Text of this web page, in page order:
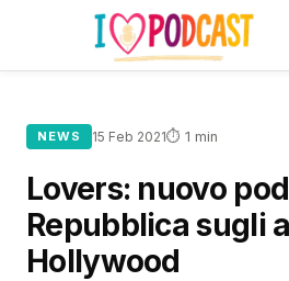
NEWS 15 Feb 2021⏱ 1 min
Lovers: nuovo
Repubblica sugli
Hollywood